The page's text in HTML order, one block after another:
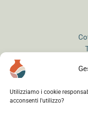
Utilizziamo i cookie
acconsenti l'utilizzo?